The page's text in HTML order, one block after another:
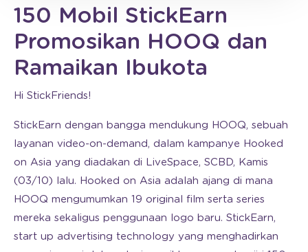
150 Mobil StickEarn
Promosikan HOOQ dan
Ramaikan Ibukota
Hi StickFriends!
StickEarn dengan bangga mendukung HOOQ, sebuah
layanan video-on-demand, dalam kampanye Hooked
on Asia yang diadakan di LiveSpace, SCBD, Kamis
(03/10) lalu. Hooked on Asia adalah ajang di mana
HOOQ mengumumkan 19 original film serta series
mereka sekaligus penggunaan logo baru. StickEarn,
start up advertising technology yang menghadirkan